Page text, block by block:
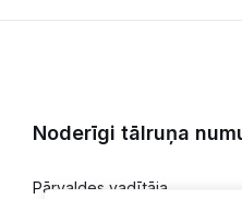
Noderīgi tālruņa
Pārvaldes vadītāja